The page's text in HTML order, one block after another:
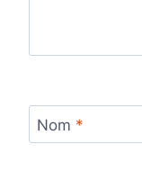
Nom *